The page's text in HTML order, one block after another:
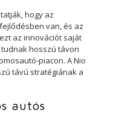
hogy az
van, és az
az innovációt saját
hosszú távon
piacon. A Nio
távú stratégiának a
autós